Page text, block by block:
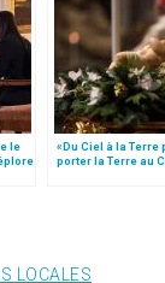
le
«Du Ciel à la Terre
porter la Terre au
LOCALES